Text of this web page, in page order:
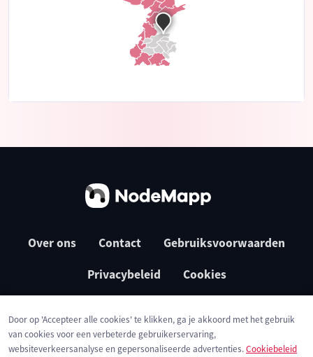
Over ons Contact Gebruiksvoorwaarden
Privacybeleid Cookies
Door op 'Accepteer alle cookies' te klikken, ga je akkoord met het gebruik
van cookies voor een verbeterde gebruikerservaring,
websiteverkeersanalyse en gepersonaliseerde advertenties.Cookiebeleid